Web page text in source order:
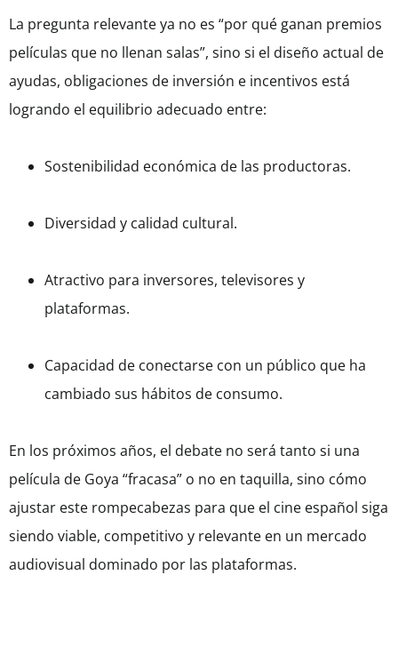
La pregunta relevante ya no es “por qué ganan premios
películas que no llenan salas”, sino si el diseño actual de
ayudas, obligaciones de inversión e incentivos está
logrando el equilibrio adecuado entre:
Sostenibilidad económica de las productoras.
Diversidad y calidad cultural.
Atractivo para inversores, televisores y
plataformas.
Capacidad de conectarse con un público que ha
cambiado sus hábitos de consumo.
En los próximos años, el debate no será tanto si una
película de Goya “fracasa” o no en taquilla, sino cómo
ajustar este rompecabezas para que el cine español siga
siendo viable, competitivo y relevante en un mercado
audiovisual dominado por las plataformas.